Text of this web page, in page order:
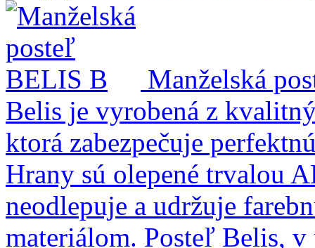
Manželská
Belis je vyrobená z
ktorá zabezpečuje
Hrany sú olepené trvalou
neodlepuje a udržuje
materiálom. Posteľ Belis, v